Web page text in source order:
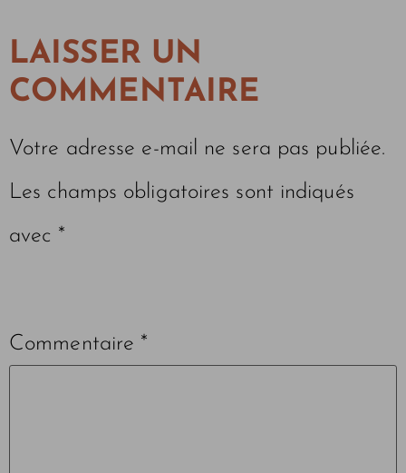
LAISSER UN
COMMENTAIRE
Votre adresse e-mail ne sera pas publiée.
Les champs obligatoires sont indiqués
avec *
Commentaire *